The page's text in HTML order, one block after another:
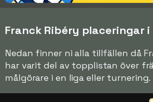
Franck Ribéry placeringar
Nedan finner ni alla tillfällen då
har varit del av topplistan över
målgörare i en liga eller turnering.